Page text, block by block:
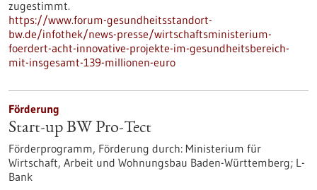
zugestimmt.
https://www.forum-gesundheitsstandort-
bw.de/infothek/news-presse/wirtschaftsministerium-
foerdert-acht-innovative-projekte-im-gesundheitsbereich-
mit-insgesamt-139-millionen-euro
Förderung
Start-up BW Pro-Tect
Förderprogramm, Förderung durch: Ministerium für
Wirtschaft, Arbeit und Wohnungsbau Baden-Württemberg; L-
Bank